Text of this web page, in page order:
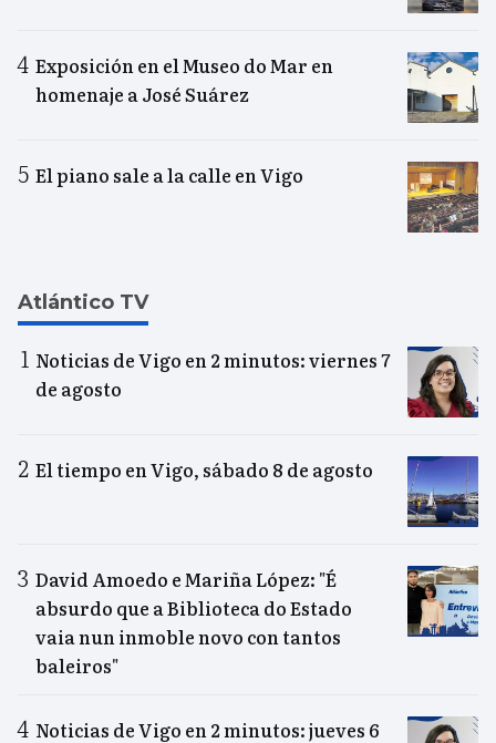
Exposición en el Museo do Mar en
homenaje a José Suárez
El piano sale a la calle en Vigo
Atlántico TV
Noticias de Vigo en 2 minutos: viernes 7
de agosto
El tiempo en Vigo, sábado 8 de agosto
David Amoedo e Mariña López: "É
absurdo que a Biblioteca do Estado
vaia nun inmoble novo con tantos
baleiros"
Noticias de Vigo en 2 minutos: jueves 6